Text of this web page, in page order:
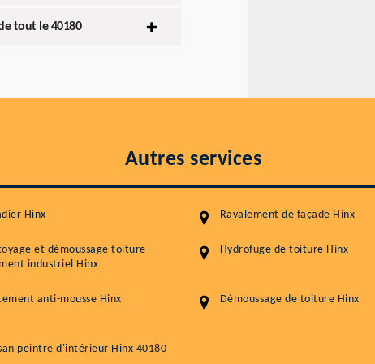
tout le 40180
Autres services
Hinx Ravalement de façade Hinx
et démoussage toiture
industriel Hinx
Hydrofuge de toiture Hinx
anti-mousse Hinx Démoussage de toiture Hinx
peintre d'intérieur Hinx 40180